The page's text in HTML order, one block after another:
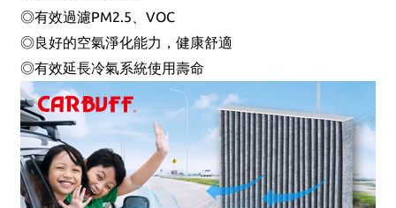
◎有效過濾PM2.5、VOC
◎良好的空氣淨化能力，健康舒適
◎有效延長冷氣系統使用壽命